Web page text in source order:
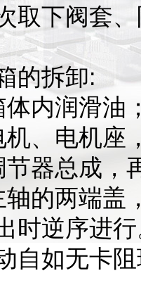
取下阀套
的拆卸:
内润滑油
、电机座
器总成，
的两端盖
时逆序进
自如无卡